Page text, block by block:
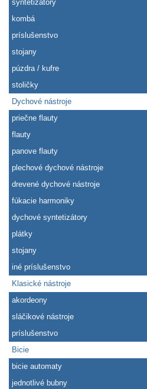
syntetizátory
kombá
príslušenstvo
stojany
púzdra / kufre
stoličky
Dychové nástroje
priečne flauty
flauty
panove flauty
plechové dychové nástroje
drevené dychové nástroje
fúkacie harmoniky
dychové syntetizátory
plátky
stojany
iné príslušenstvo
Klasické nástroje
akordeony
sláčikové nástroje
príslušenstvo
Bicie
bicie automaty
jednotlivé bubny